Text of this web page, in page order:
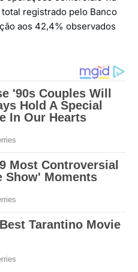
registrado pelo Banco
aos 42,4% observados